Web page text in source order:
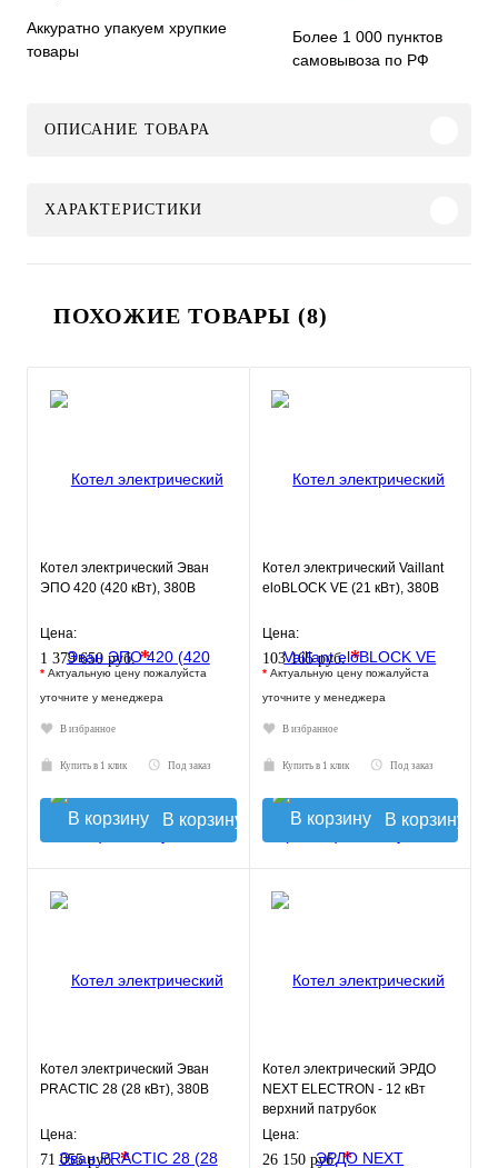
Аккуратно упакуем хрупкие
товары
Более 1 000 пунктов
самовывоза по РФ
ОПИСАНИЕ ТОВАРА
ХАРАКТЕРИСТИКИ
ПОХОЖИЕ ТОВАРЫ (8)
Котел электрический Эван
ЭПО 420 (420 кВт), 380В
Цена:
1 379 650 руб.*
* Актуальную цену пожалуйста
уточните у менеджера
В избранное
Купить в 1 клик Под заказ
В корзину
Котел электрический Vaillant
eloBLOCK VE (21 кВт), 380В
Цена:
103 165 руб.*
* Актуальную цену пожалуйста
уточните у менеджера
В избранное
Купить в 1 клик Под заказ
В корзину
Котел электрический Эван
PRACTIC 28 (28 кВт), 380В
Цена:
71 055 руб.*
Котел электрический ЭРДО
NEXT ELECTRON - 12 кВт
верхний патрубок
Цена:
26 150 руб.*